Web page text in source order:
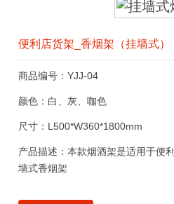
便利店货架_香烟架（挂墙式）
商品编号：YJJ-04
颜色：白、灰、咖色
尺寸：L500*W360*1800mm
产品描述：本款烟酒架是适用于便
墙式香烟架